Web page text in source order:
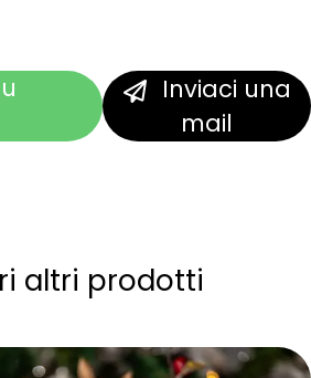
mail
altri prodotti